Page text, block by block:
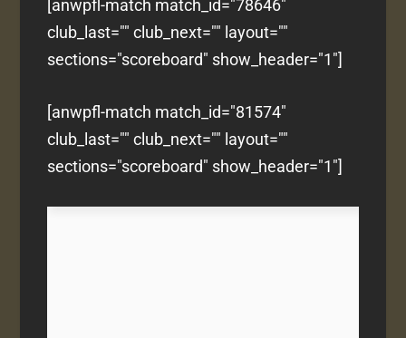
[anwpfl-match match_id="78646"
club_last="" club_next="" layout=""
sections="scoreboard" show_header="1"]
[anwpfl-match match_id="81574"
club_last="" club_next="" layout=""
sections="scoreboard" show_header="1"]